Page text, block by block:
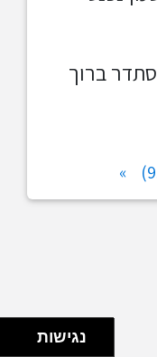
ברוך
»
נגישות